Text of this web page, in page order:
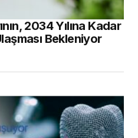
2034 Yılına Kadar
Bekleniyor